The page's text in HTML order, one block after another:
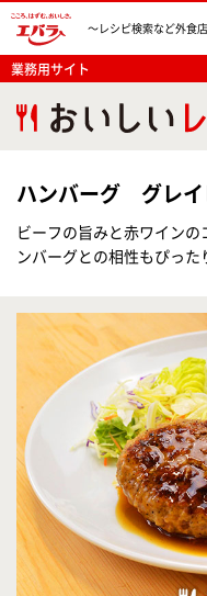
〜レシピ検索など外食
業務用サイト
ハンバーグ グレイ
ビーフの旨みと赤ワイン
ンバーグとの相性もぴった